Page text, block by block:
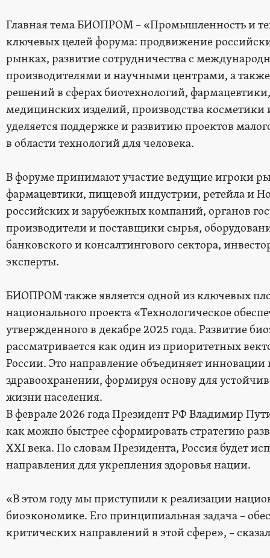
Главная тема БИОПРОМ – «Промышленность и
ключевых целей форума: продвижение
рынках, развитие сотрудничества с
производителями и научными центрами, а
решений в сферах биотехнологий,
медицинских изделий, производства
уделяется поддержке и развитию проектов
в области технологий для человека.
В форуме принимают участие ведущие игроки
фармацевтики, пищевой индустрии, ретейла и
российских и зарубежных компаний, органов
производители и поставщики сырья,
банковского и консалтингового сектора,
эксперты.
БИОПРОМ также является одной из ключевых
национального проекта «Технологическое
утвержденного в декабре 2025 года. Развитие
рассматривается как один из приоритетных
России. Это направление объединяет
здравоохранении, формируя основу для
жизни населения.
В феврале 2026 года Президент РФ Владимир
как можно быстрее сформировать стратегию
XXI века. По словам Президента, Россия будет
направления для укрепления здоровья нации.
«В этом году мы приступили к реализации
биоэкономике. Его принципиальная задача –
критических направлений в этой сфере», – сказал